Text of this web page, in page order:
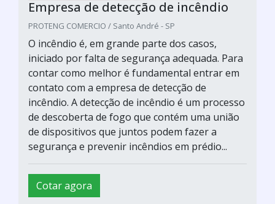
Empresa de detecção de incêndio
PROTENG COMERCIO / Santo André - SP
O incêndio é, em grande parte dos casos,
iniciado por falta de segurança adequada. Para
contar como melhor é fundamental entrar em
contato com a empresa de detecção de
incêndio. A detecção de incêndio é um processo
de descoberta de fogo que contém uma união
de dispositivos que juntos podem fazer a
segurança e prevenir incêndios em prédio...
Cotar agora